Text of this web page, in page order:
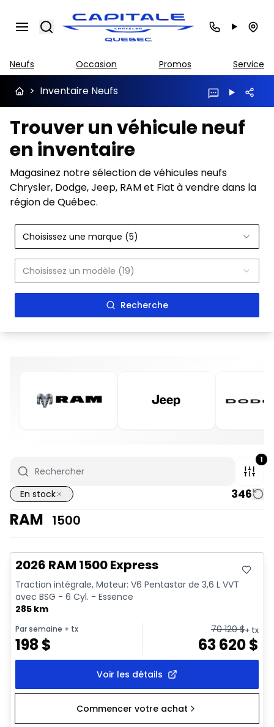
Search
Neufs Occasion Promos Service
> Inventaire Neufs
Trouver un véhicule neuf
en inventaire
Magasinez notre sélection de véhicules neufs
Chrysler, Dodge, Jeep, RAM et Fiat à vendre dans la
région de Québec.
Choisissez une marque (5)
Choisissez un modèle (19)
Recherche
1
En stock 346
RAM 1500
En stock
2026 RAM 1500 Express
Traction intégrale, Moteur: V6 Pentastar de 3,6 L VVT
avec BSG - 6 Cyl. - Essence
285 km
Par semaine + tx
198 $
70 120$+ tx
63 620$
Voir les détails
Commencer votre achat